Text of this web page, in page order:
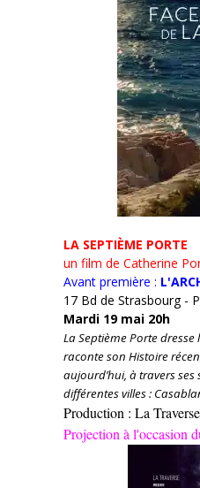
LA SEPTIÈME PORTE
un film de Catherine
Avant première :
17 Bd de Strasbourg -
Mardi 19 mai 20h
La Septième Porte
raconte son Histoire
aujourd’hui, à travers
différentes villes :
Production : La
Projection à l'occasion